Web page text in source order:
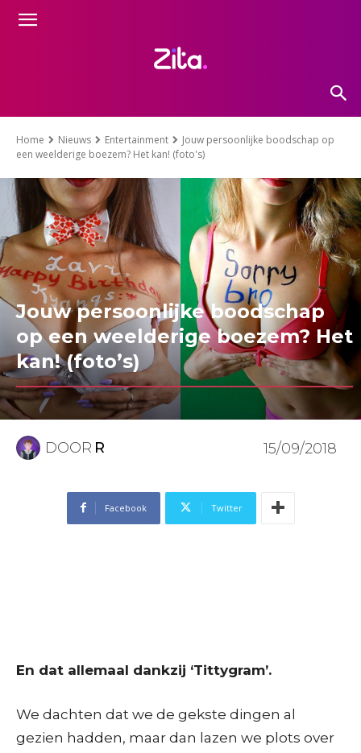
Home Nieuws Entertainment
Jouw persoonlijke boodschap op
een weelderige boezem? Het kan! (foto's)
Jouw persoonlijke boodschap
op een weelderige boezem? Het
kan! (foto’s)
DOOR R 15/09/2018
Facebook Twitter
En dat allemaal dankzij ‘Tittygram’.
We dachten dat we de gekste dingen al
gezien hadden, maar dan lazen we plots over